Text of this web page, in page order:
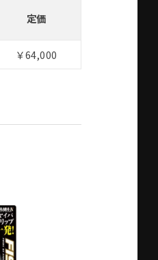
定価
￥64,000